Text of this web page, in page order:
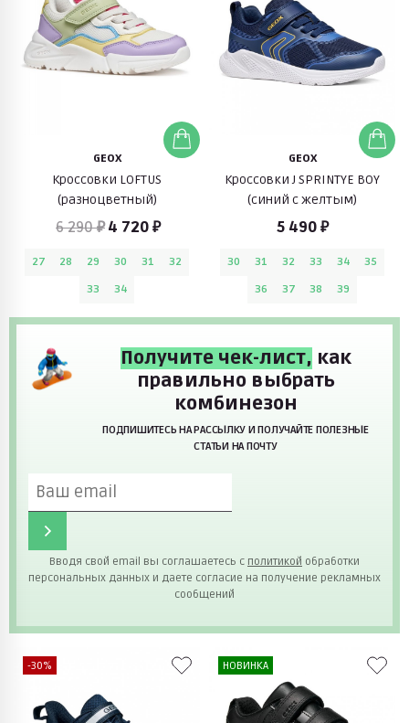
GEOX
Кроссовки LOFTUS
(разноцветный)
6 290 ₽ 4 720 ₽
27 28 29 30 31
32
33
34
GEOX
Кроссовки J SPRINTYE BOY
(синий с желтым)
5 490 ₽
30 31 32 33 34
35
36
37 38 39
Получите чек-лист, как
правильно выбрать
комбинезон
ПОДПИШИТЕСЬ НА РАССЫЛКУ И ПОЛУЧАЙТЕ ПОЛЕЗНЫЕ
СТАТЬИ НА ПОЧТУ
Вводя свой email вы соглашаетесь с политикой обработки
персональных данных и даете согласие на получение рекламных
сообщений
-30% НОВИНКА